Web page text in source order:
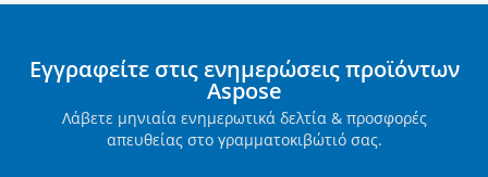
Εγγραφείτε στις ενημερώσεις προϊόντων
Aspose
Λάβετε μηνιαία ενημερωτικά δελτία & προσφορές
απευθείας στο γραμματοκιβώτιό σας.